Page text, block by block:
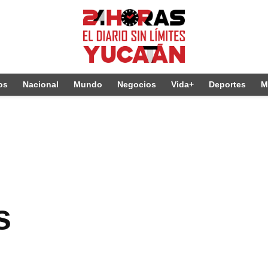
Nacional Mundo Negocios Vida+ Deportes